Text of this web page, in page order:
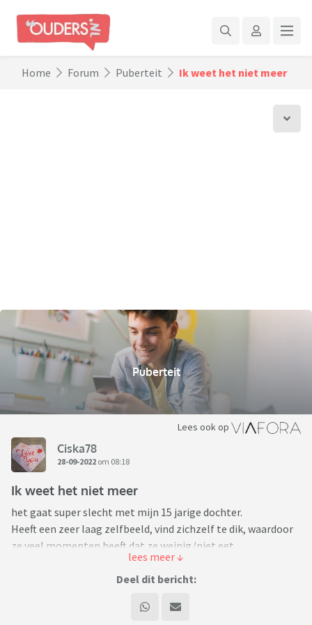
Home Forum Puberteit Ik weet het niet meer
Puberteit
Lees ook op
Ciska78
28-09-2022 om 08:18
Ik weet het niet meer
het gaat super slecht met mijn 15 jarige dochter.
Heeft een zeer laag zelfbeeld, vind zichzelf te dik, waardoor
ze veel momenten heeft dat ze weinig/niet eet.
Heeft depressieve gevoelens, ziet “schaduwen” in huis,
waardoor ze het eng vind alleen te zijn, te gaan slapen,
2 uur nog wakker is omdat ze afleiding zoekt beeldscherm.
Deel dit bericht: